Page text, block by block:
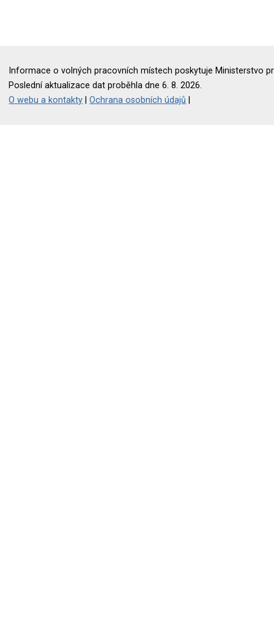
Informace o volných pracovních místech poskytuje Ministerstvo
Poslední aktualizace dat proběhla dne 6. 8. 2026.
O webu a kontakty |Ochrana osobních údajů